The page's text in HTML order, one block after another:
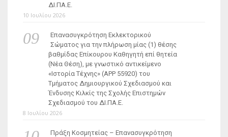
ΔΙ.ΠΑ.Ε.
10 Ιουλίου 2026
Επανασυγκρότηση Εκλεκτορικού
Σώματος για την πλήρωση μίας (1) θέσης
βαθμίδας Επίκουρου Καθηγητή επί θητεία
(Νέα Θέση), με γνωστικό αντικείμενο
«Ιστορία Τέχνης» (ΑΡΡ 55920) του
Τμήματος Δημιουργικού Σχεδιασμού και
Ένδυσης Κιλκίς της Σχολής Επιστημών
Σχεδιασμού του ΔΙ.ΠΑ.Ε.
8 Ιουλίου 2026
Πράξη Κοσμητείας – Επανασυγκρότηση